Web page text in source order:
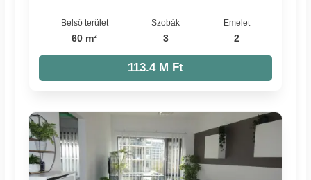
Belső terület
60 m²
Szobák
3
Emelet
2
113.4 M Ft